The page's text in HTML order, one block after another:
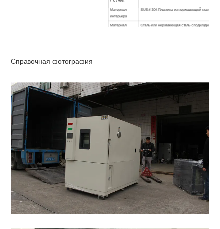
(℃ / мин)
Материал
интерьера
SUS # 304 Пластина из нержавеющей стали
Материал
Сталь или нержавеющая сталь с подкладкой
Воздуходувка Центробежный вентилятор
Цветной ЖК-экран на английском / китайском
обеспечения
Отсутствие переключателя сварочной
перегрузки по току, защита от перегрева,
сухого нагрева, защита от низкого уровня
Стандартные
аксессуары
стоек, один прожектор, один индикатор, четыре
увлажнения, 2 метра кабеля питания, интерфейс
RS-232C, регистратор, специальное
стойка, вагонка
Температура
окружающей
5 ° C ~ 35 ° C
AC380 ± 10% 50 Гц 3 фазы 4 провода + провода
Справочная фотография